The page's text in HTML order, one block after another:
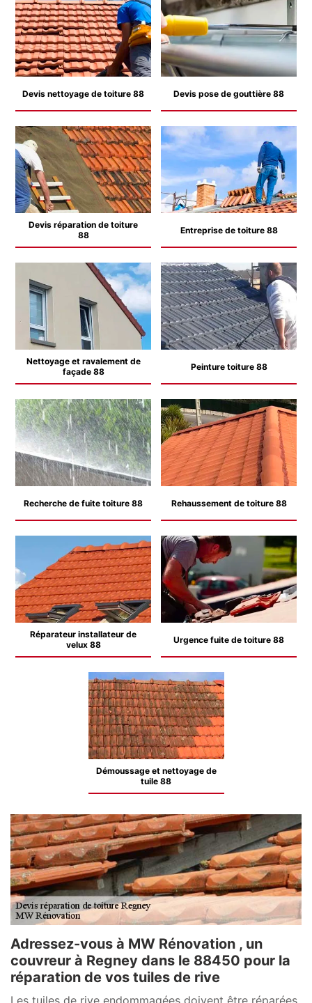
Devis nettoyage de toiture 88 Devis pose de gouttière 88
Devis réparation de toiture
88
Entreprise de toiture 88
Nettoyage et ravalement de
façade 88
Peinture toiture 88
Recherche de fuite toiture 88 Rehaussement de toiture 88
Réparateur installateur de
velux 88
Urgence fuite de toiture 88
Démoussage et nettoyage de
tuile 88
Adressez-vous à MW Rénovation , un
couvreur à Regney dans le 88450 pour la
réparation de vos tuiles de rive
Les tuiles de rive endommagées doivent être réparées